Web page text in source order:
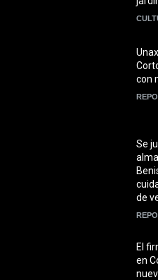
con
Se
de
El
en